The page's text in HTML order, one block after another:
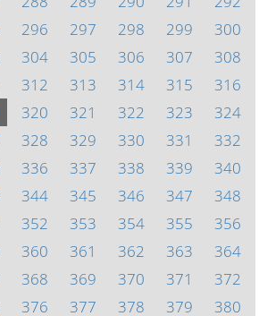
296 297 298 299
300
304 305 306 307
308
312 313 314 315
316
320 321 322 323
324
328 329 330 331
332
336 337 338 339
340
344 345 346 347
348
352 353 354 355
356
360 361 362 363
364
368 369 370 371
372
376 377 378 379 380